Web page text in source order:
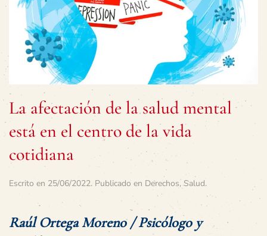
La afectación de la salud mental
está en el centro de la vida
cotidiana
Escrito en 25/06/2022. Publicado en Derechos,Salud.
Raúl Ortega Moreno / Psicólogo y